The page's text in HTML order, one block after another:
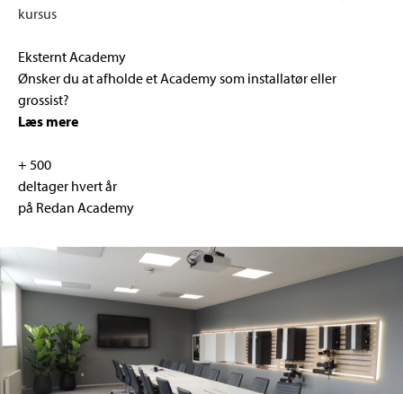
kursus
Eksternt Academy
Ønsker du at afholde et Academy som installatør eller
grossist?
Læs mere
+ 500
deltager hvert år
på Redan Academy